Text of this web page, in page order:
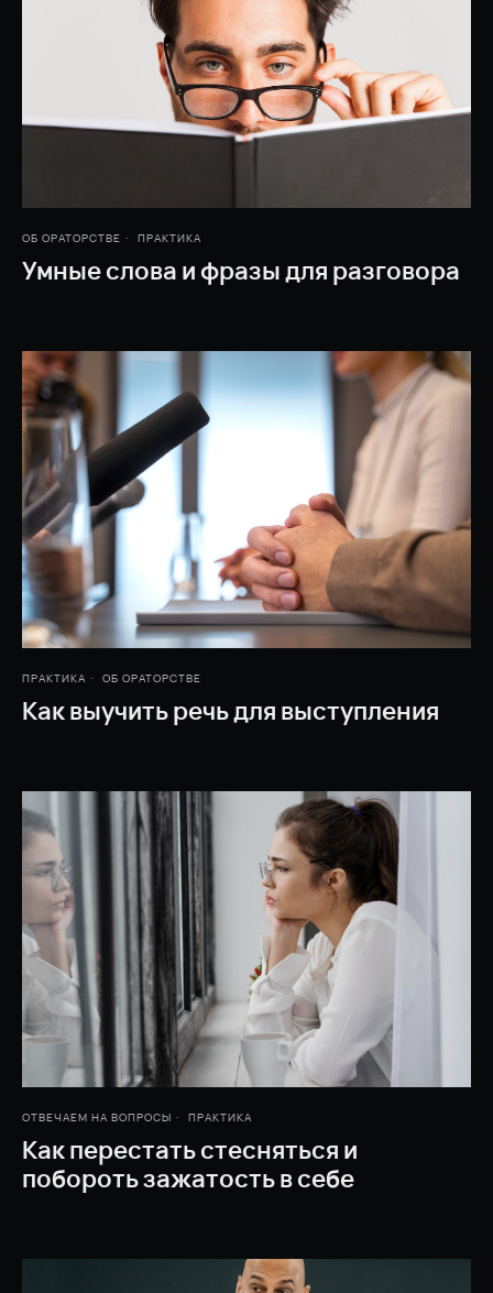
ОБ ОРАТОРСТВЕ ПРАКТИКА
Умные слова и фразы для разговора
ПРАКТИКА ОБ ОРАТОРСТВЕ
Как выучить речь для выступления
ОТВЕЧАЕМ НА ВОПРОСЫ ПРАКТИКА
Как перестать стесняться и
побороть зажатость в себе